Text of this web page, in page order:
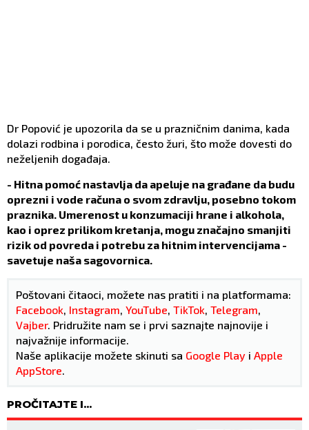
Dr Popović je upozorila da se u prazničnim danima, kada
dolazi rodbina i porodica, često žuri, što može dovesti do
neželjenih događaja.
- Hitna pomoć nastavlja da apeluje na građane da budu
oprezni i vode računa o svom zdravlju, posebno tokom
praznika. Umerenost u konzumaciji hrane i alkohola,
kao i oprez prilikom kretanja, mogu značajno smanjiti
rizik od povreda i potrebu za hitnim intervencijama -
savetuje naša sagovornica.
Poštovani čitaoci, možete nas pratiti i na platformama:
Facebook, Instagram, YouTube, TikTok, Telegram,
Vajber. Pridružite nam se i prvi saznajte najnovije i
najvažnije informacije.
Naše aplikacije možete skinuti sa Google Play i Apple
AppStore.
PROČITAJTE I...